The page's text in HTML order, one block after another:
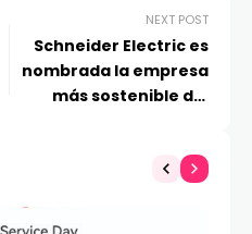
NEXT POST
Schneider Electric es
nombrada la empresa
más sostenible del
Time y Statista